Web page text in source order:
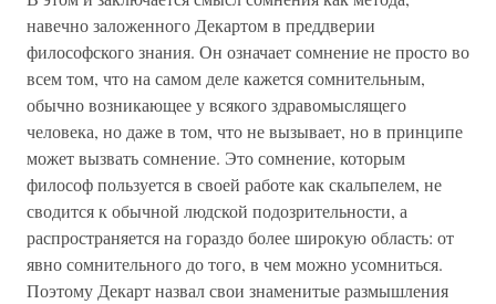
навечно заложенного Декартом в преддверии
философского знания. Он означает сомнение не просто во
всем том, что на самом деле кажется сомнительным,
обычно возникающее у всякого здравомыслящего
человека, но даже в том, что не вызывает, но в принципе
может вызвать сомнение. Это сомнение, которым
философ пользуется в своей работе как скальпелем, не
сводится к обычной людской подозрительности, а
распространяется на гораздо более широкую область: от
явно сомнительного до того, в чем можно усомниться.
Поэтому Декарт назвал свои знаменитые размышления